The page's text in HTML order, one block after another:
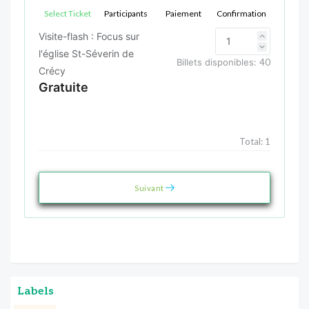
Select Ticket Participants Paiement Confirmation
Visite-flash : Focus sur
l'église St-Séverin de
Crécy
Gratuite
Billets disponibles: 40
Total: 1
Suivant
Labels